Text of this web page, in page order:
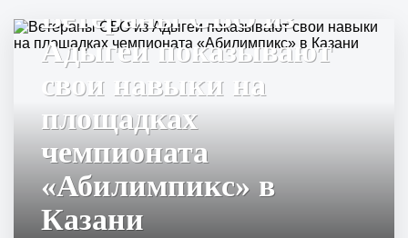
Ветераны СВО из
Адыгеи показывают
свои навыки на
площадках
чемпионата
«Абилимпикс» в
Казани